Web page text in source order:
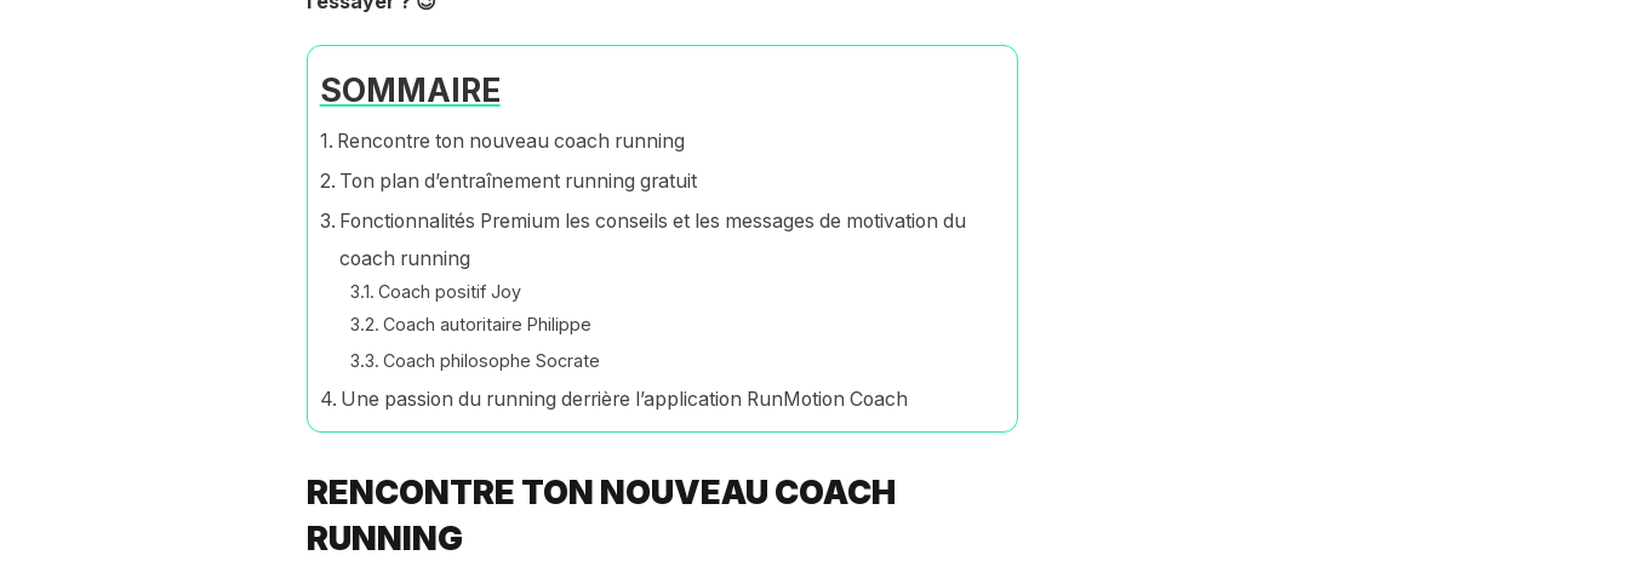
SOMMAIRE
Rencontre ton nouveau coach running
Ton plan d’entraînement running gratuit
Fonctionnalités Premium les conseils et les messages de motivation du
coach running
Coach positif Joy
Coach autoritaire Philippe
Coach philosophe Socrate
Une passion du running derrière l’application RunMotion Coach
RENCONTRE TON NOUVEAU COACH
RUNNING